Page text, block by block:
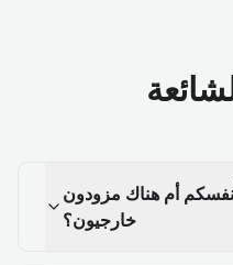
أم هناك مزودون
خارجيون؟